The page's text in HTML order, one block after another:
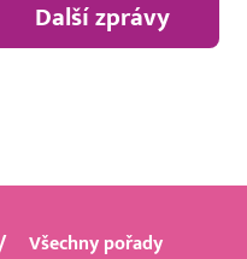
Další zprávy
Všechny pořady